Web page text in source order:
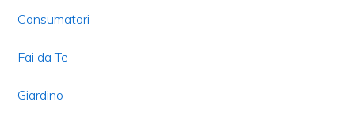
Consumatori
Fai da Te
Giardino